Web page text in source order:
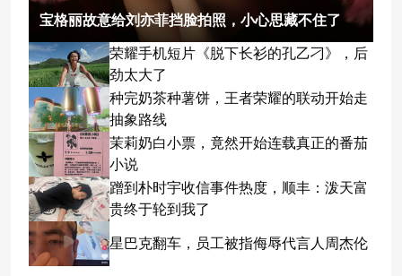
宝格丽故意给刘亦菲挡脸拍照，小心思藏不住了
荣耀手机短片《脱下长衫的孔乙刁》，后
劲太大了
种完奶茶种薯饼，王者荣耀的联动开始走
抽象路线
茉莉奶白小票，竟然开始连载真正的番茄
小说
蹭到朴时宇收信事件热度，顺丰：泼天富
贵终于轮到我了
星巴克翻车，员工被指侮辱代言人周杰伦